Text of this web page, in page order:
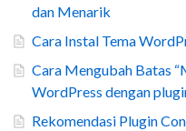
dan Menarik
Cara Instal Tema
Cara Mengubah Batas
WordPress dengan
Rekomendasi Plugin